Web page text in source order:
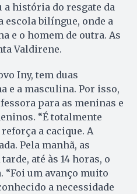
a história do resgate da
escola bilíngue, onde a
e o homem de outra. As
Valdirene.
Iny, tem duas
e a masculina. Por isso,
para as meninas e
“É totalmente
a cacique. A
Pela manhã, as
até às 14 horas, o
“Foi um avanço muito
a necessidade